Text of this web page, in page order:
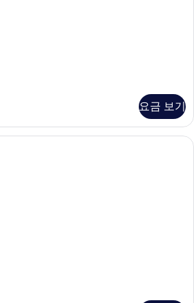
요금 보기
고급 침구, 객실 내 금고, 암막 커튼, 무